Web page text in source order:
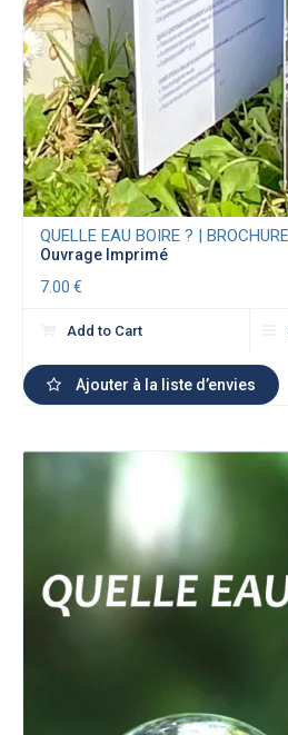
QUELLE EAU BOIRE ? |
Ouvrage Imprimé
7.00€
Add to Cart
Ajouter à la liste d’envies